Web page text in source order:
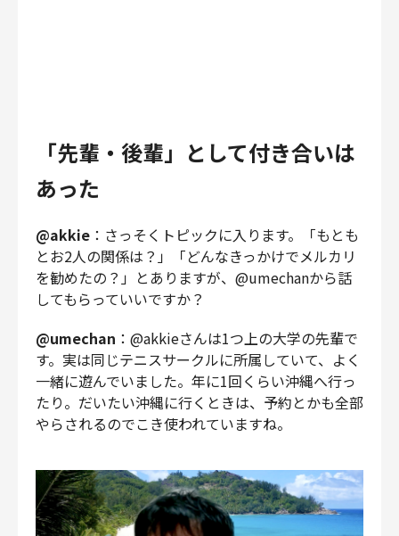
「先輩・後輩」として付き合いは
あった
@akkie ：さっそくトピックに入ります。「もとも
とお2人の関係は？」「どんなきっかけでメルカリ
を勧めたの？」とありますが、@umechanから話
してもらっていいですか？
@umechan ：@akkieさんは1つ上の大学の先輩で
す。実は同じテニスサークルに所属していて、よく
一緒に遊んでいました。年に1回くらい沖縄へ行っ
たり。だいたい沖縄に行くときは、予約とかも全部
やらされるのでこき使われていますね。